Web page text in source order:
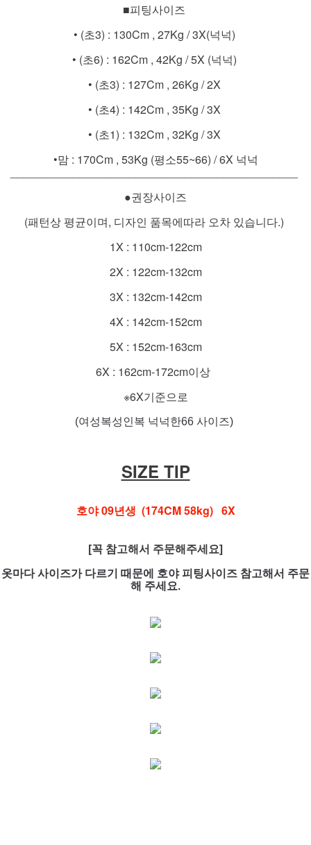
■피팅사이즈
• (초3) : 130Cm , 27Kg / 3X(넉넉)
• (초6) : 162Cm , 42Kg / 5X (넉넉)
• (초3) : 127Cm , 26Kg / 2X
• (초4) : 142Cm , 35Kg / 3X
• (초1) : 132Cm , 32Kg / 3X
•맘 : 170Cm , 53Kg (평소55~66) / 6X 넉넉
●권장사이즈
(패턴상 평균이며, 디자인 품목에따라 오차 있습니다.)
1X : 110cm-122cm
2X : 122cm-132cm
3X : 132cm-142cm
4X : 142cm-152cm
5X : 152cm-163cm
6X : 162cm-172cm이상
※6X기준으로
(여성복성인복 넉넉한66 사이즈)
SIZE TIP
호야 09년생 (174CM 58kg) 6X
[꼭 참고해서 주문해주세요]
옷마다 사이즈가 다르기 때문에 호야 피팅사이즈 참고해서 주문
해 주세요.